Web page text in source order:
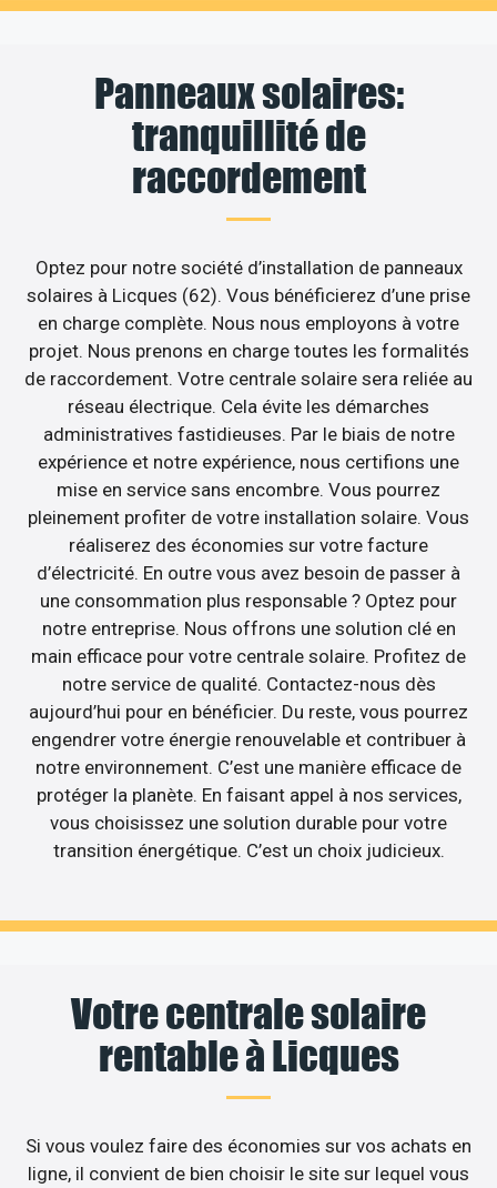
Panneaux solaires:
tranquillité de
raccordement
Optez pour notre société d’installation de panneaux
solaires à Licques (62). Vous bénéficierez d’une prise
en charge complète. Nous nous employons à votre
projet. Nous prenons en charge toutes les formalités
de raccordement. Votre centrale solaire sera reliée au
réseau électrique. Cela évite les démarches
administratives fastidieuses. Par le biais de notre
expérience et notre expérience, nous certifions une
mise en service sans encombre. Vous pourrez
pleinement profiter de votre installation solaire. Vous
réaliserez des économies sur votre facture
d’électricité. En outre vous avez besoin de passer à
une consommation plus responsable ? Optez pour
notre entreprise. Nous offrons une solution clé en
main efficace pour votre centrale solaire. Profitez de
notre service de qualité. Contactez-nous dès
aujourd’hui pour en bénéficier. Du reste, vous pourrez
engendrer votre énergie renouvelable et contribuer à
notre environnement. C’est une manière efficace de
protéger la planète. En faisant appel à nos services,
vous choisissez une solution durable pour votre
transition énergétique. C’est un choix judicieux.
Votre centrale solaire
rentable à Licques
Si vous voulez faire des économies sur vos achats en
ligne, il convient de bien choisir le site sur lequel vous